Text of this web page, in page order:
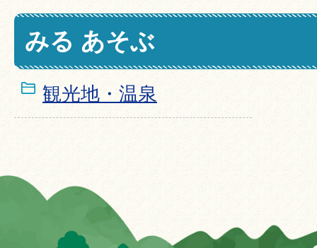
みる あそぶ
観光地・温泉